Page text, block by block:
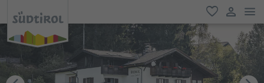
favorit
user link